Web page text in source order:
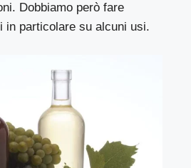
Dobbiamo però fare
in particolare su alcuni usi.